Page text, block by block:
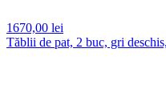
1670,00 lei
Tăblii de pat, 2 buc, gri